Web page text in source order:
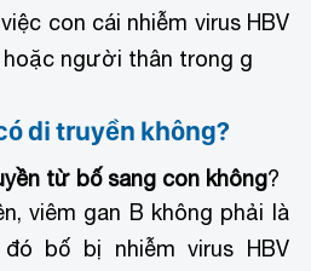
con cái nhiễm virus HBV
người thân trong g
di truyền không?
từ bố sang con không?
viêm gan B không phải là
bố bị nhiễm virus HBV